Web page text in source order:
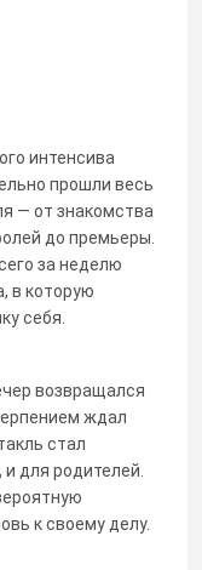
интенсива
прошли весь
— от знакомства
до премьеры.
за неделю
в которую
себя.
возвращался
ждал
стал
для родителей.
к своему делу.